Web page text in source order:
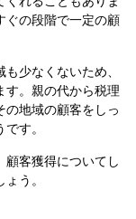
ぐの段階で一定の顧
少なくないため、
す。親の代から税理
の地域の顧客をしっ
す。
顧客獲得についてし
う。